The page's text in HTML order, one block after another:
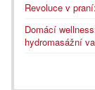
Revoluce v
Domácí
hydromasážní